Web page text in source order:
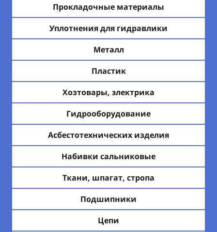
Прокладочные материалы
Уплотнения для гидравлики
Металл
Пластик
Хозтовары, электрика
Гидрооборудование
Асбестотехнических изделия
Набивки сальниковые
Ткани, шпагат, стропа
Подшипники
Цепи